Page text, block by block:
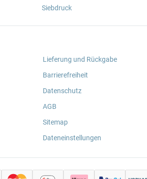
Siebdruck
Lieferung und Rückgabe
Barrierefreiheit
Datenschutz
AGB
Sitemap
Dateneinstellungen